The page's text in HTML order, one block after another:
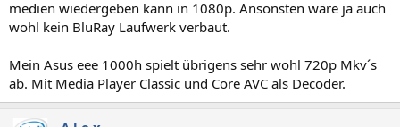
medien wiedergeben kann in 1080p. Ansonsten wäre ja auch
wohl kein BluRay Laufwerk verbaut.
Mein Asus eee 1000h spielt übrigens sehr wohl 720p Mkv´s
ab. Mit Media Player Classic und Core AVC als Decoder.